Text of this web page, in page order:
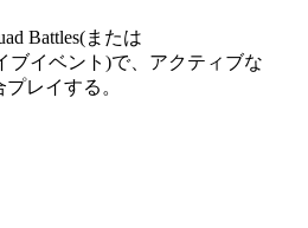
Battles(または
ブイベント)で、アクティブな
レイする。